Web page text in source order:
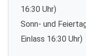
16:30 Uhr)
Sonn- und
Einlass 16:30 Uhr)